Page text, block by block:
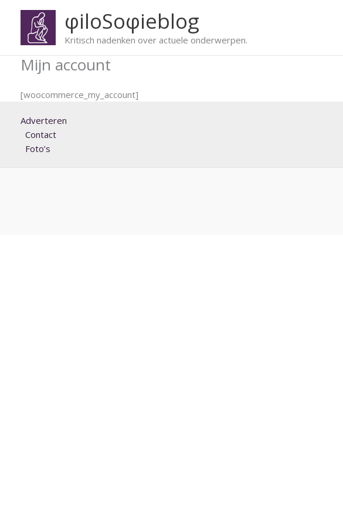
inhoud
φiloSoφieblog
Kritisch nadenken over actuele onderwerpen.
Mijn account
[woocommerce_my_account]
Adverteren
Contact
Foto’s